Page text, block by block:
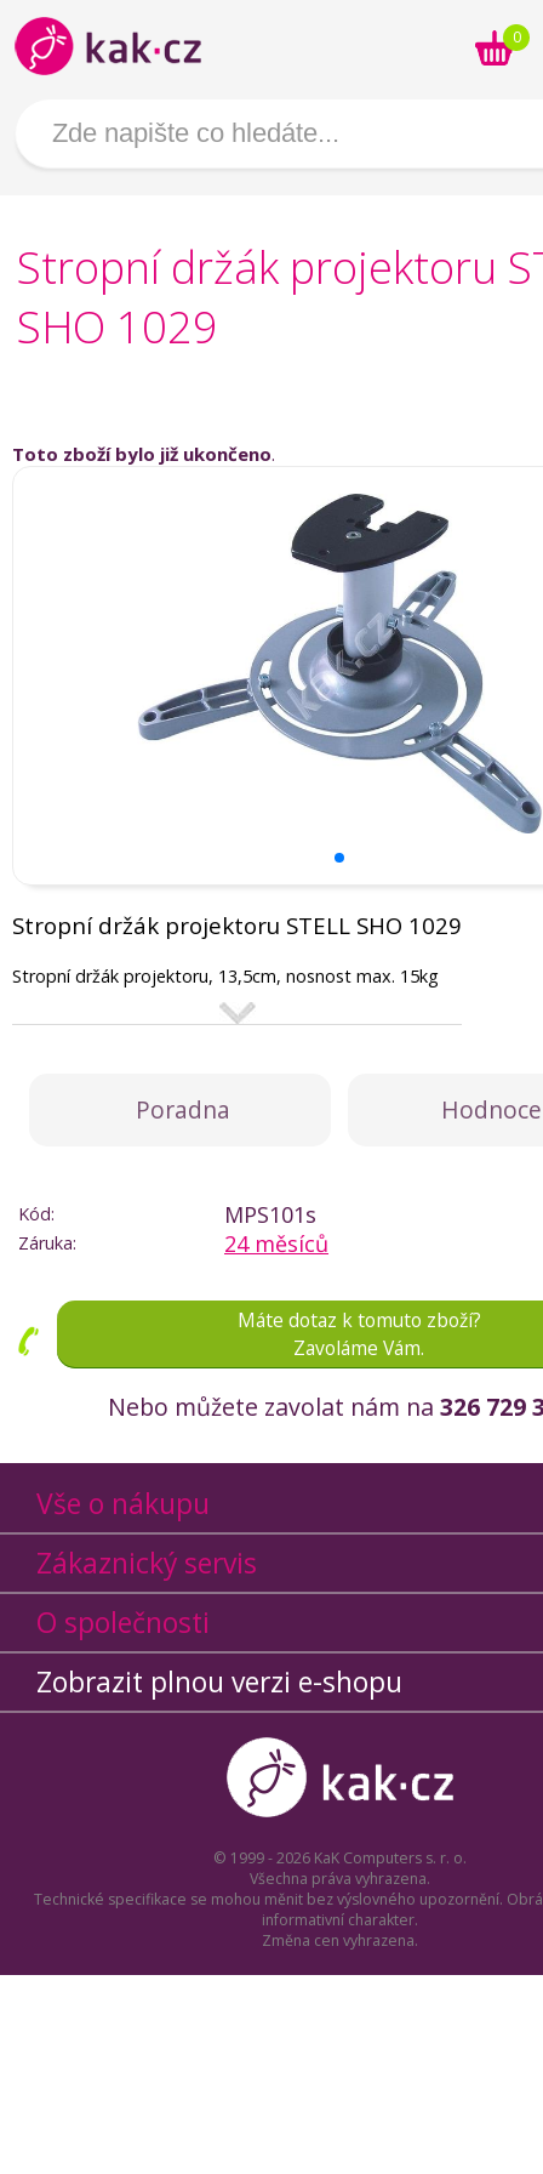
0
Stropní držák projektoru
SHO 1029
Toto zboží bylo již ukončeno.
Stropní držák projektoru STELL SHO 1029
Stropní držák projektoru, 13,5cm, nosnost max. 15kg
Poradna
Kód: MPS101s
Záruka: 24 měsíců
Máte dotaz k tomuto zboží?
Zavoláme Vám.
Nebo můžete zavolat nám na 326 729
Vše o nákupu
Zákaznický servis
O společnosti
Zobrazit plnou verzi e-shopu
© 1999 - 2026 KaK Computers s. r. o.
Všechna práva vyhrazena.
Technické specifikace se mohou měnit bez výslovného upozornění.
informativní charakter.
Změna cen vyhrazena.